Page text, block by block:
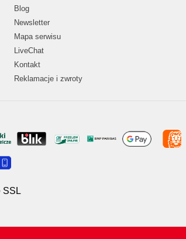
Blog
Newsletter
Mapa serwisu
LiveChat
Kontakt
Reklamacje i zwroty
SSL